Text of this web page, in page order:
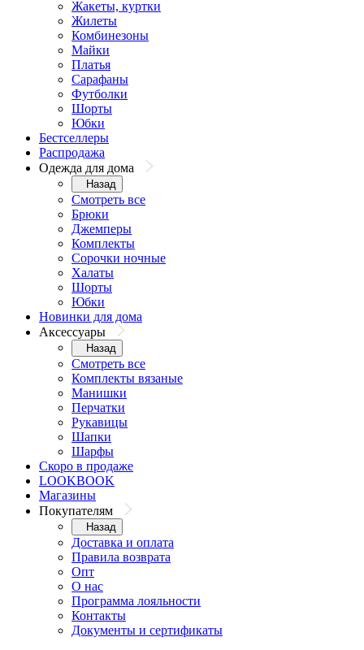
Жакеты, куртки
Жилеты
Комбинезоны
Майки
Платья
Сарафаны
Футболки
Шорты
Юбки
Бестселлеры
Распродажа
Одежда для дома
Назад
Смотреть все
Брюки
Джемперы
Комплекты
Сорочки ночные
Халаты
Шорты
Юбки
Новинки для дома
Аксессуары
Назад
Смотреть все
Комплекты вязаные
Манишки
Перчатки
Рукавицы
Шапки
Шарфы
Скоро в продаже
LOOKBOOK
Магазины
Покупателям
Назад
Доставка и оплата
Правила возврата
Опт
О нас
Программа лояльности
Контакты
Документы и сертификаты